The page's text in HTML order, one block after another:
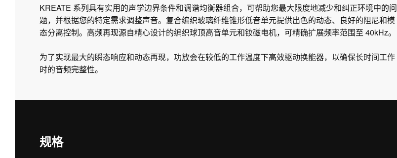
KREATE 系列具有实用的声学边界条件和调谐均衡器组合，可帮助您最大限度地减少和纠正环境中的问
题，并根据您的特定需求调整声音。复合编织玻璃纤维锥形低音单元提供出色的动态、良好的阻尼和模
态分离控制。高频再现源自精心设计的编织球顶高音单元和钕磁电机，可精确扩展频率范围至 40kHz。
为了实现最大的瞬态响应和动态再现，功放会在较低的工作温度下高效驱动换能器，以确保长时间工作
时的音频完整性。
规格